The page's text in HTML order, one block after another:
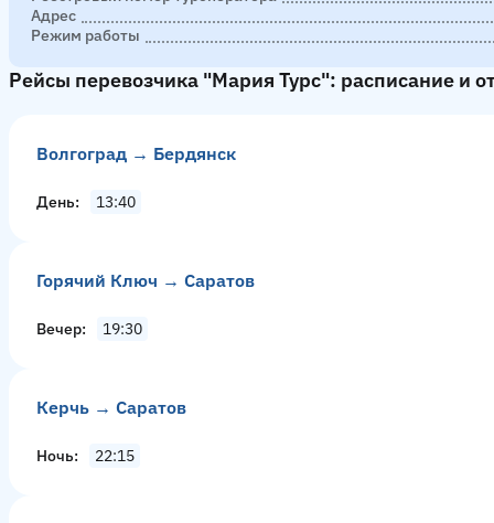
Адрес
Режим работы
Рейсы перевозчика "Мария Турс": расписание и
Волгоград → Бердянск
День 13:40
Горячий Ключ → Саратов
Вечер 19:30
Керчь → Саратов
Ночь 22:15